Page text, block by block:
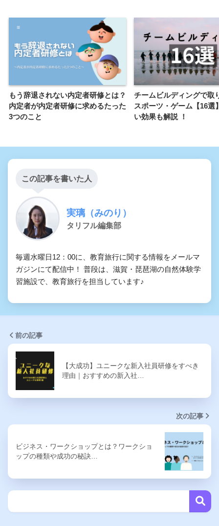
もう辞退されない内定者研修とは？
内定者が内定者研修に求めるたった
3つのこと
チームビルディングで取
スポーツ・ゲーム【16選
い効果も解説 ！
この記事を書いた人
実璃（みのり）
タリフル編集部
毎週水曜日12：00に、教育旅行に関する情報をメールマ
ガジンにて配信中！ 普段は、滋賀・琵琶湖の自然体験学
習施設で、教育旅行を担当しています♪
前の記事
【大成功】ユニークな新入社員研修をすべき
理由｜おすすめの新入社…
次の記事
ビジネス・ワークショップとは？ワークショ
ップの種類や成功の秘訣…